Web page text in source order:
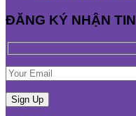
ĐĂNG KÝ NHẬN TIN